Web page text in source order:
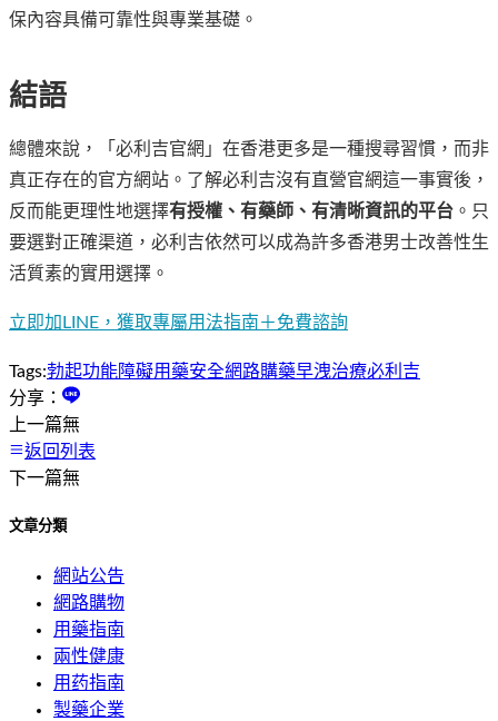
保內容具備可靠性與專業基礎。
結語
總體來說，「必利吉官網」在香港更多是一種搜尋習慣，而非
真正存在的官方網站。了解必利吉沒有直營官網這一事實後，
反而能更理性地選擇有授權、有藥師、有清晰資訊的平台 。只
要選對正確渠道，必利吉依然可以成為許多香港男士改善性生
活質素的實用選擇。
立即加LINE，獲取專屬用法指南＋免費諮詢
Tags:勃起功能障礙用藥安全網路購藥早洩治療必利吉
分享：
上一篇無
返回列表
下一篇無
文章分類
網站公告
網路購物
用藥指南
兩性健康
用药指南
製藥企業